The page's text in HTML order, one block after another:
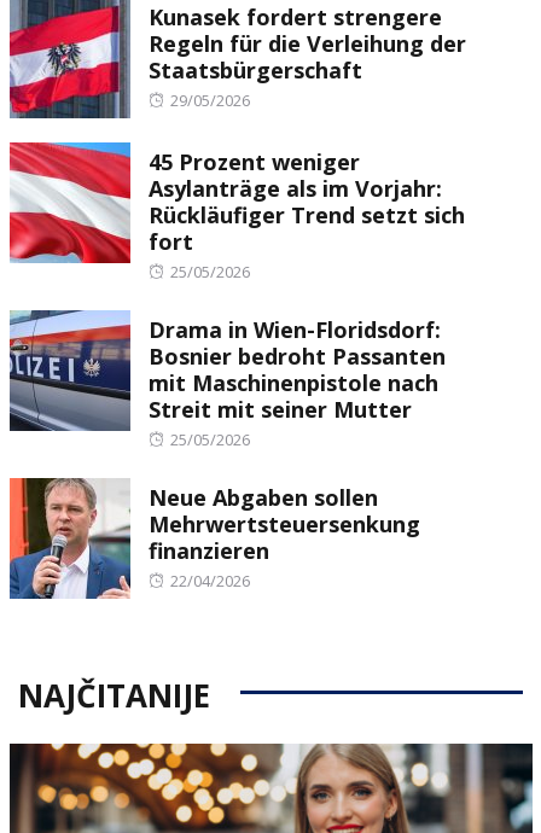
Kunasek fordert strengere
Regeln für die Verleihung der
Staatsbürgerschaft
Posted
29/05/2026
45 Prozent weniger
Asylanträge als im Vorjahr:
Rückläufiger Trend setzt sich
fort
Posted
25/05/2026
Drama in Wien-Floridsdorf:
Bosnier bedroht Passanten
mit Maschinenpistole nach
Streit mit seiner Mutter
Posted
25/05/2026
Neue Abgaben sollen
Mehrwertsteuersenkung
finanzieren
Posted
22/04/2026
NAJČITANIJE